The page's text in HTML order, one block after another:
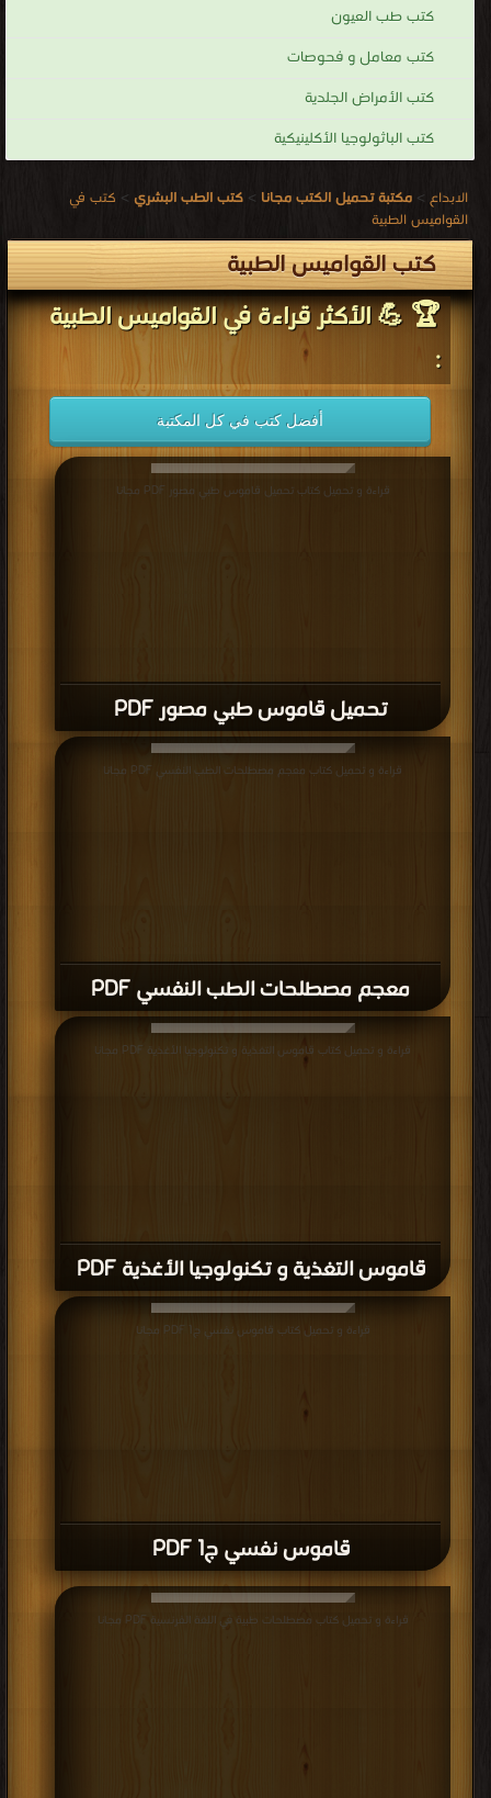
كتب طب العيون
كتب معامل و فحوصات
كتب الأمراض الجلدية
كتب الباثولوجيا الأكلينيكية
الابداع > مكتبة تحميل الكتب مجانا > كتب الطب البشري > كتب في
القواميس الطبية
كتب القواميس الطبية
🏆 💪 الأكثر قراءة في القواميس الطبية
:
أفضل كتب في كل المكتبة
تحميل قاموس طبي مصور PDF
قراءة و تحميل كتاب تحميل قاموس طبي مصور PDF مجانا
معجم مصطلحات الطب النفسي PDF
قراءة و تحميل كتاب معجم مصطلحات الطب النفسي PDF مجانا
قاموس التغذية و تكنولوجيا الأغذية PDF
قراءة و تحميل كتاب قاموس التغذية و تكنولوجيا الأغذية PDF مجانا
قاموس نفسي ج1 PDF
قراءة و تحميل كتاب قاموس نفسي ج1 PDF مجانا
قراءة و تحميل كتاب مصطلحات طبية في اللغة الفرنسية PDF مجانا